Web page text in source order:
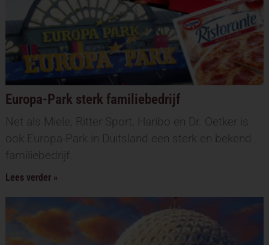
Europa-Park sterk familiebedrijf
Net als Miele, Ritter Sport, Haribo en Dr. Oetker is
ook Europa-Park in Duitsland een sterk en bekend
familiebedrijf.
Lees verder »